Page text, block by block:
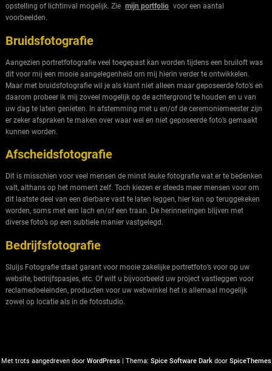
opstelling of lichtinval mogelijk. Zie mijn portfolio voor een aantal
voorbeelden.
Bruidsfotografie
Aangezien portretfotografie veel toegepast kan worden tijdens een bruiloft was
dit voor mij een mooie aangelegenheid om mij hierin verder te ontwikkelen.
Maar met bruidsfotografie wil je als klant niet alleen maar geposeerde foto’s en
daarom probeer ik mij zoveel mogelijk op de achtergrond te houden en u van
uw dag te laten genieten. In afstemming met u en/of de ceremoniemeester zijn
er zeker afspraken te maken over waar wel en niet geposeerde foto’s gemaakt
kunnen worden.
Afscheidsfotografie
Dit is misschien voor veel mensen de minst leuke fotografie wat er te bedenken
valt, althans op het moment zelf. Toch kiezen er steeds meer mensen voor om
dit laatste deel van een dierbare vast te laten leggen, hier kan op teruggekeken
worden, soms met een lach en/of een traan. De herinneringen blijven met
diverse foto’s op een subtiele manier vastgelegd.
Bedrijfsfotografie
Sluijs Fotografie staat garant voor mooie zakelijke portretfoto’s voor op uw
website, bedrijfspasjes, etc. Of wilt u bijvoorbeeld uw project vastleggen voor
reclamedoeleinden, producten voor uw webwinkel het is allemaal mogelijk
zowel op locatie als in de fotostudio.
Met trots aangedreven door WordPress| Thema: Spice Software Darkdoor SpiceThemes